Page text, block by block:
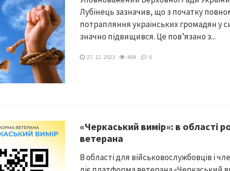
Лубінець зазначив, що з початку
потрапляння українських громадян у
значно підвищився. Це пов’язано з...
27. 12. 2023 494 0
«Черкаський вимір»: в області
ветерана
В області для військовослужбовців і